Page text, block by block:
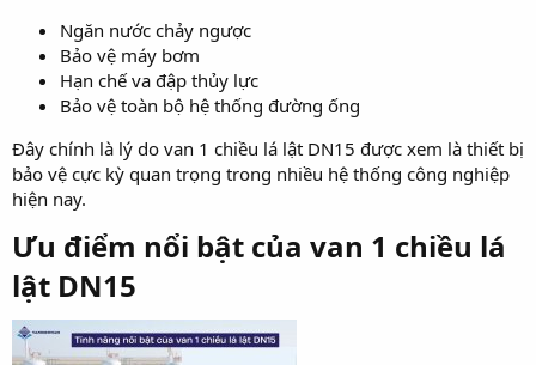
Ngăn nước chảy ngược
Bảo vệ máy bơm
Hạn chế va đập thủy lực
Bảo vệ toàn bộ hệ thống đường ống
Đây chính là lý do van 1 chiều lá lật DN15 được xem là thiết bị
bảo vệ cực kỳ quan trọng trong nhiều hệ thống công nghiệp
hiện nay.
Ưu điểm nổi bật của van 1 chiều lá
lật DN15​